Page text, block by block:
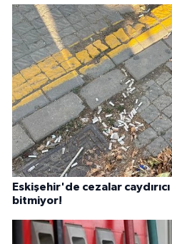
Eskişehir'de cezalar
bitmiyor!